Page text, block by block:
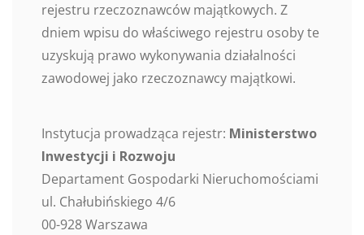
rejestru rzeczoznawców majątkowych. Z
dniem wpisu do właściwego rejestru osoby te
uzyskują prawo wykonywania działalności
zawodowej jako rzeczoznawcy majątkowi.
Instytucja prowadząca rejestr: Ministerstwo
Inwestycji i Rozwoju
Departament Gospodarki Nieruchomościami
ul. Chałubińskiego 4/6
00-928 Warszawa